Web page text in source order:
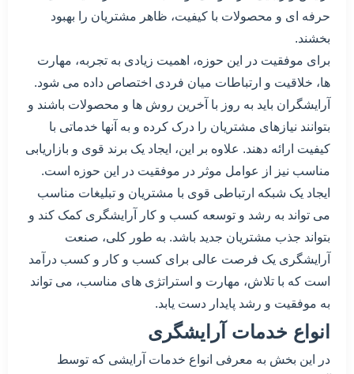
حرفه ای و محصولات با کیفیت، ظاهر مشتریان را بهبود
بخشند.
برای موفقیت در این حوزه، اهمیت زیادی به تجربه، مهارت
ها، خلاقیت و ارتباطات میان فردی اختصاص داده می شود.
آرایشگران باید به روز با آخرین روش ها و محصولات باشند و
بتوانند نیازهای مشتریان را درک کرده و به آنها خدماتی با
کیفیت ارائه دهند. علاوه بر این، ایجاد یک برند قوی و بازاریابی
مناسب نیز از عوامل موثر در موفقیت در این حوزه است.
ایجاد یک شبکه ارتباطی قوی با مشتریان و تبلیغات مناسب
می تواند به رشد و توسعه کسب و کار آرایشگری کمک کند و
بتواند جذب مشتریان جدید باشد. به طور کلی، صنعت
آرایشگری یک فرصت عالی برای کسب و کار و کسب درآمد
است که با تلاش، مهارت و استراتژی های مناسب، می تواند
به موفقیت و رشد پایدار دست یابد.
انواع خدمات آرایشگری
در این بخش به معرفی انواع خدمات آرایشی که توسط